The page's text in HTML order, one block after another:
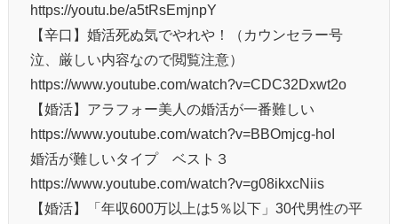
https://youtu.be/a5tRsEmjnpY
【辛口】婚活死ぬ気でやれや！（カウンセラー号
泣、厳しい内容なので閲覧注意）
https://www.youtube.com/watch?v=CDC32Dxwt2o
【婚活】アラフォー美人の婚活が一番難しい
https://www.youtube.com/watch?v=BBOmjcg-hoI
婚活が難しいタイプ ベスト３
https://www.youtube.com/watch?v=g08ikxcNiis
【婚活】「年収600万以上は5％以下」30代男性の平